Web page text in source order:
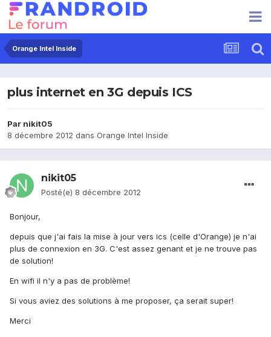
Orange Intel Inside
plus internet en 3G depuis ICS
Par nikit05
8 décembre 2012 dans Orange Intel Inside
nikit05
Posté(e) 8 décembre 2012
Bonjour,
depuis que j'ai fais la mise à jour vers ics (celle d'Orange) je n'ai
plus de connexion en 3G. C'est assez genant et je ne trouve pas
de solution!
En wifi il n'y a pas de problème!
Si vous aviez des solutions à me proposer, ça serait super!
Merci